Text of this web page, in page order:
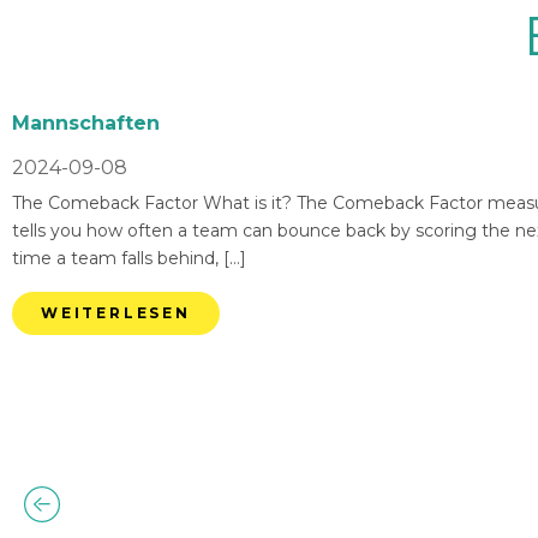
Mannschaften
2024-09-08
The Comeback Factor What is it? The Comeback Factor
tells you how often a team can bounce back by scoring the
time a team falls behind, […]
WEITERLESEN